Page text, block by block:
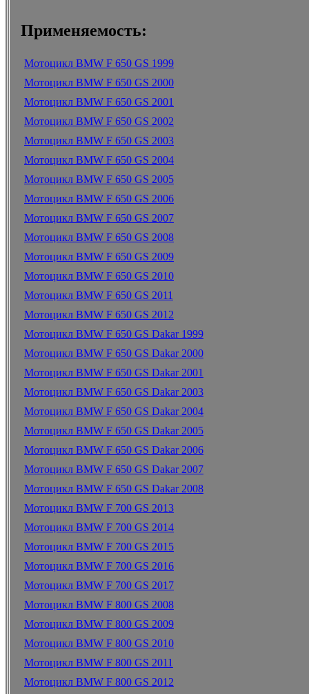
Применяемость:
Мотоцикл BMW F 650 GS 1999
Мотоцикл BMW F 650 GS 2000
Мотоцикл BMW F 650 GS 2001
Мотоцикл BMW F 650 GS 2002
Мотоцикл BMW F 650 GS 2003
Мотоцикл BMW F 650 GS 2004
Мотоцикл BMW F 650 GS 2005
Мотоцикл BMW F 650 GS 2006
Мотоцикл BMW F 650 GS 2007
Мотоцикл BMW F 650 GS 2008
Мотоцикл BMW F 650 GS 2009
Мотоцикл BMW F 650 GS 2010
Мотоцикл BMW F 650 GS 2011
Мотоцикл BMW F 650 GS 2012
Мотоцикл BMW F 650 GS Dakar 1999
Мотоцикл BMW F 650 GS Dakar 2000
Мотоцикл BMW F 650 GS Dakar 2001
Мотоцикл BMW F 650 GS Dakar 2003
Мотоцикл BMW F 650 GS Dakar 2004
Мотоцикл BMW F 650 GS Dakar 2005
Мотоцикл BMW F 650 GS Dakar 2006
Мотоцикл BMW F 650 GS Dakar 2007
Мотоцикл BMW F 650 GS Dakar 2008
Мотоцикл BMW F 700 GS 2013
Мотоцикл BMW F 700 GS 2014
Мотоцикл BMW F 700 GS 2015
Мотоцикл BMW F 700 GS 2016
Мотоцикл BMW F 700 GS 2017
Мотоцикл BMW F 800 GS 2008
Мотоцикл BMW F 800 GS 2009
Мотоцикл BMW F 800 GS 2010
Мотоцикл BMW F 800 GS 2011
Мотоцикл BMW F 800 GS 2012